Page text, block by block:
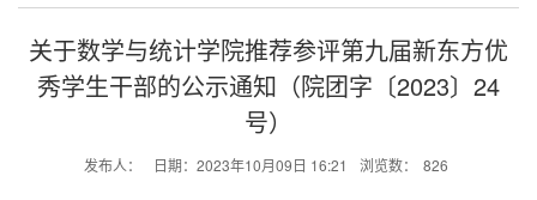
关于数学与统计学院推荐参评第九届新东方优
秀学生干部的公示通知（院团字〔2023〕24
号）
发布人： 日期：2023年10月09日 16:21 浏览数： 826